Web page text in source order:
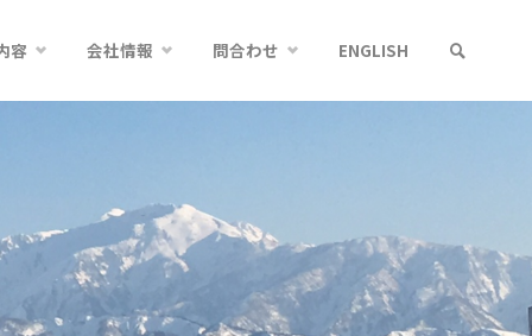
容 会社情報 問合わせ ENGLISH